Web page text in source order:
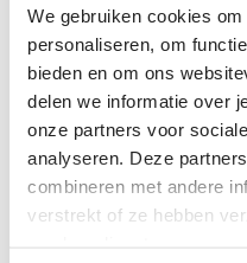
We gebruiken cookies
personaliseren, om
bieden en om ons
delen we informatie over
onze partners voor
analyseren. Deze
combineren met andere
verstrekt of ze hebben